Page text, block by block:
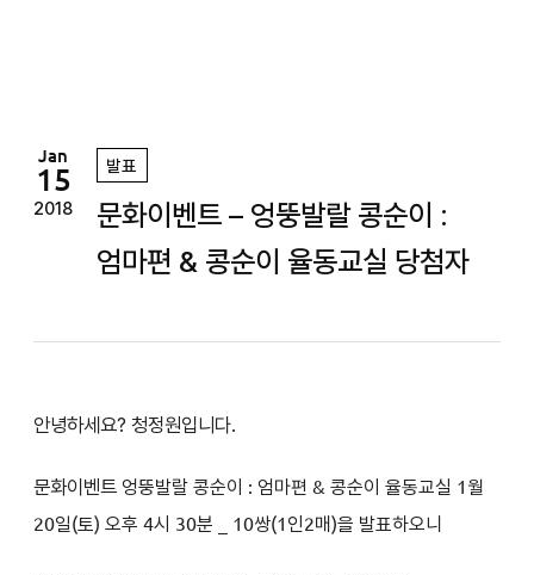
Jan
15
2018
발표
문화이벤트 – 엉뚱발랄 콩순이 :
엄마편 & 콩순이 율동교실 당첨자
안녕하세요? 청정원입니다.
문화이벤트 엉뚱발랄 콩순이 : 엄마편 & 콩순이 율동교실 1 월
20일(토) 오후 4시 30분 _ 10쌍(1인2매)을 발표하오니